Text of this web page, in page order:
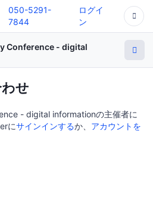
050-5291-
7844
ログイ
ン
Conference - digital
せ
- digital informationの主催者に
にサインインするか、 アカウントを